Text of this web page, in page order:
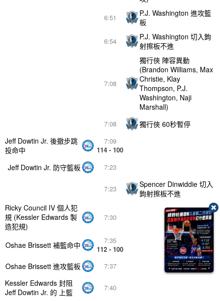
7:40
Kessler Edwards 封阻
Jeff Dowtin Jr. 的 上籃
7:37
Oshae Brissett 進攻籃板
7:35
112 - 100
Oshae Brissett 補籃命中
7:30
Ricky Council IV 個人犯
規 (Kessler Edwards 製
造犯規)
7:23
Spencer Dinwiddie 切入
鉤射擦板不進
7:23
Jeff Dowtin Jr. 防守籃板
7:09
114 - 100
Jeff Dowtin Jr. 後撤步跳
投命中
7:08 獨行俠 60秒暫停
7:08
獨行俠 陣容異動
(Brandon Williams, Max
Christie, Klay
Thompson, P.J.
Washington, Naji
Marshall)
6:54
P.J. Washington 切入鉤
射擦板不進
6:51
P.J. Washington 進攻籃
板